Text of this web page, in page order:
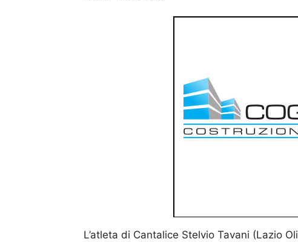
L’atleta di Cantalice Stelvio Tavani (Lazio